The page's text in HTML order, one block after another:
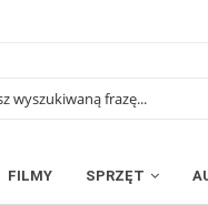
FILMY SPRZĘT